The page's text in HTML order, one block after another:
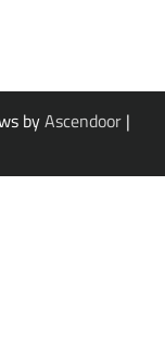
byAscendoor |